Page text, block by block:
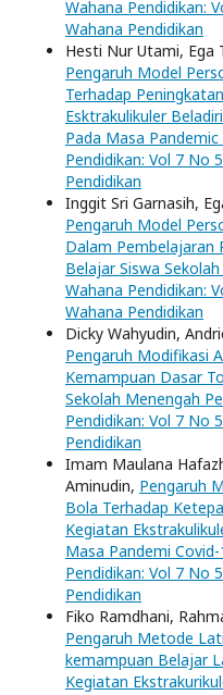
Wahana Pendidikan:
Wahana Pendidikan
Hesti Nur Utami, Ega
Pengaruh Model
Terhadap
Esktrakulikuler
Pada Masa Pandemic
Pendidikan: Vol 7 No
Pendidikan
Inggit Sri Garnasih,
Pengaruh Model
Dalam Pembelajaran
Belajar Siswa
Wahana Pendidikan:
Wahana Pendidikan
Dicky Wahyudin,
Pengaruh Modifikasi
Kemampuan Dasar
Sekolah Menengah
Pendidikan: Vol 7 No
Pendidikan
Imam Maulana
Aminudin, Pengaruh
Bola Terhadap
Kegiatan
Masa Pandemi Covid-
Pendidikan: Vol 7 No
Pendidikan
Fiko Ramdhani,
Pengaruh Metode
kemampuan Belajar
Kegiatan